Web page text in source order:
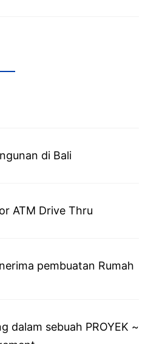
di Bali
ATM Drive Thru
pembuatan Rumah
dalam sebuah PROYEK ~